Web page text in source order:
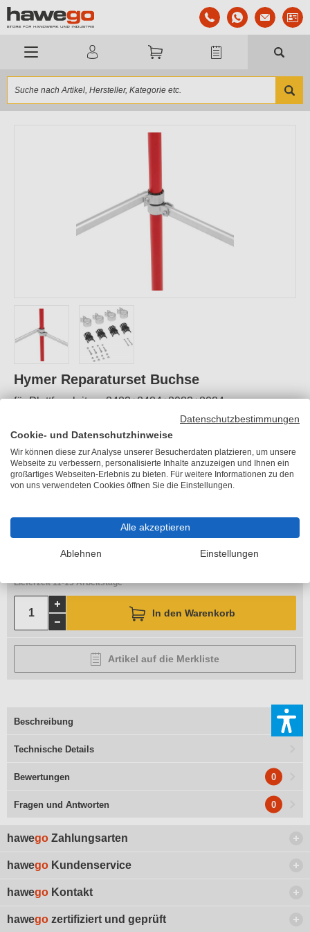
Hymer Reparaturset Buchse
für Plattformleitern 8483+8484+8083+8084
Artikelnummer:
HY-0053988
Gewicht: 0,3 kg
Lieferzeit 11-15 Arbeitstage
In den Warenkorb
Artikel auf die Merkliste
Beschreibung
Technische Details
Bewertungen 0
Fragen und Antworten 0
hawego Zahlungsarten
hawego Kundenservice
hawego Kontakt
hawego zertifiziert und geprüft
Datenschutzbestimmungen
Cookie- und Datenschutzhinweise
Wir können diese zur Analyse unserer Besucherdaten platzieren, um unsere
Webseite zu verbessern, personalisierte Inhalte anzuzeigen und Ihnen ein
großartiges Webseiten-Erlebnis zu bieten. Für weitere Informationen zu den
von uns verwendeten Cookies öffnen Sie die Einstellungen.
Alle akzeptieren
Ablehnen Einstellungen